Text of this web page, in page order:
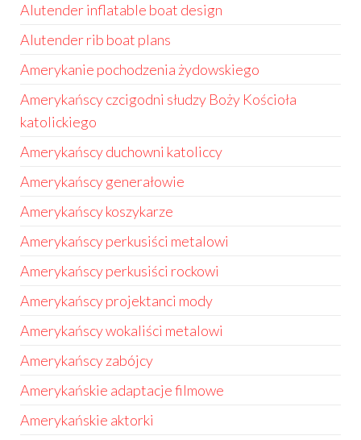
Alutender inflatable boat design
Alutender rib boat plans
Amerykanie pochodzenia żydowskiego
Amerykańscy czcigodni słudzy Boży Kościoła
katolickiego
Amerykańscy duchowni katoliccy
Amerykańscy generałowie
Amerykańscy koszykarze
Amerykańscy perkusiści metalowi
Amerykańscy perkusiści rockowi
Amerykańscy projektanci mody
Amerykańscy wokaliści metalowi
Amerykańscy zabójcy
Amerykańskie adaptacje filmowe
Amerykańskie aktorki